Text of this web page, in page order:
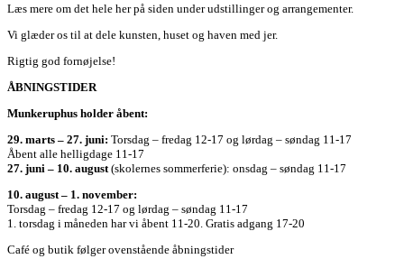
Læs mere om det hele her på siden under udstillinger og arrangementer.
Vi glæder os til at dele kunsten, huset og haven med jer.
Rigtig god fornøjelse!
ÅBNINGSTIDER
Munkeruphus holder åbent:
29. marts – 27. juni: Torsdag – fredag 12-17 og lørdag – søndag 11-17
Åbent alle helligdage 11-17
27. juni – 10. august(skolernes sommerferie): onsdag – søndag 11-17
10. august – 1. november:
Torsdag – fredag 12-17 og lørdag – søndag 11-17
1. torsdag i måneden har vi åbent 11-20. Gratis adgang 17-20
Café og butik følger ovenstående åbningstider